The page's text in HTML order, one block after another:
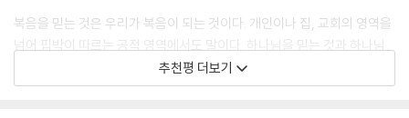
다. 왜냐하면 로마인들은 이것이 로마가 세계를-정치적으로, 군사적으로,
경제적으로-다스린다는 신들의 뜻이며, 오직 신이 허락한 권세로서 로마
가 어떤 수단을 동원해서라도 이 평화와 안전을 얻을 수 있다고 믿었다. 로
마의 평화는 로마 신들의 평화(pax deorum)였다. 진정 로마는 평화(Pa
고 복음을 올바로 이해하고, 그 복음을 올바르게 실천하고 구현해야 할 때
다.
복음을 믿는 것은 우리가 복음이 되는 것이다. 개인이나 집, 교회의 영역을
넘어 핍박이 따르는 공적 영역에서도 말이다. 하나님을 믿는 것과 하나님
을 향해 신실하게 사는 것은 구분될 수 없다. 마이클 고먼의 이 상식적인 주
장들은, 그간 우리가 얼마나 상식이 없었는가를 자세하게 알려준다. 이 책
추천평 더보기